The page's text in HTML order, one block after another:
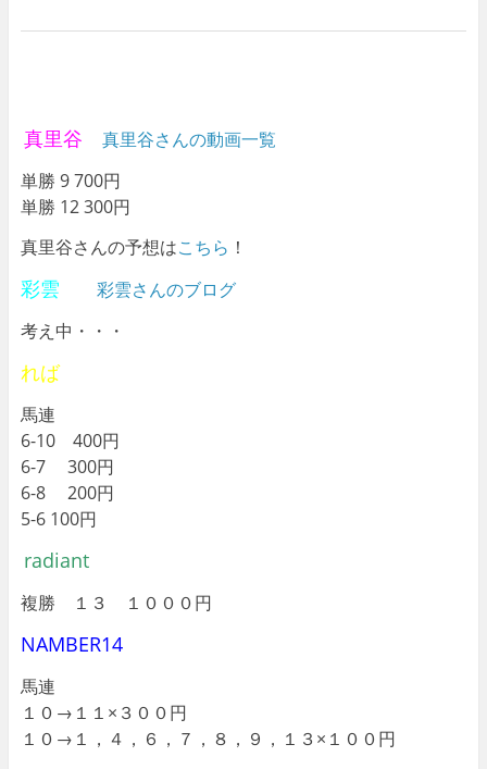
真里谷 真里谷さんの動画一覧
単勝 9 700円
単勝 12 300円
真里谷さんの予想はこちら ！
彩雲
彩雲さんのブログ
考え中・・・
れば
馬連
6-10 400円
6-7 300円
6-8 200円
5-6 100円
radiant
複勝 １３ １０００円
NAMBER14
馬連
１０→１１×３００円
１０→１，４，６，７，８，９，１３×１００円